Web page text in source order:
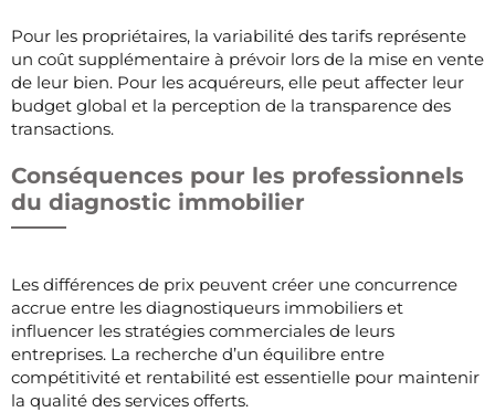
Pour les propriétaires, la variabilité des tarifs représente
un coût supplémentaire à prévoir lors de la mise en vente
de leur bien. Pour les acquéreurs, elle peut affecter leur
budget global et la perception de la transparence des
transactions.
Conséquences pour les professionnels
du diagnostic immobilier
Les différences de prix peuvent créer une concurrence
accrue entre les diagnostiqueurs immobiliers et
influencer les stratégies commerciales de leurs
entreprises. La recherche d’un équilibre entre
compétitivité et rentabilité est essentielle pour maintenir
la qualité des services offerts.